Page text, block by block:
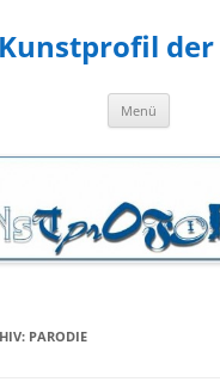
Kunstprofil der
Menü
PARODIE